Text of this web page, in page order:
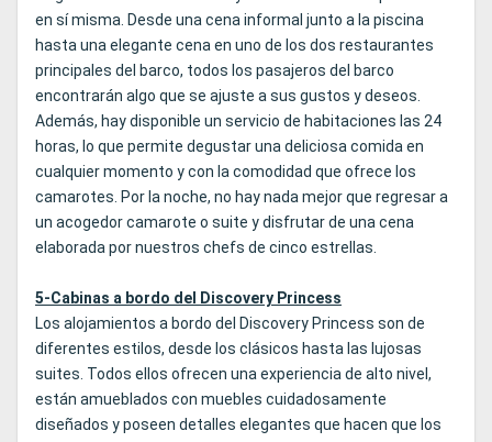
en sí misma. Desde una cena informal junto a la piscina
hasta una elegante cena en uno de los dos restaurantes
principales del barco, todos los pasajeros del barco
encontrarán algo que se ajuste a sus gustos y deseos.
Además, hay disponible un servicio de habitaciones las 24
horas, lo que permite degustar una deliciosa comida en
cualquier momento y con la comodidad que ofrece los
camarotes. Por la noche, no hay nada mejor que regresar a
un acogedor camarote o suite y disfrutar de una cena
elaborada por nuestros chefs de cinco estrellas.
5-Cabinas a bordo del Discovery Princess
Los alojamientos a bordo del Discovery Princess son de
diferentes estilos, desde los clásicos hasta las lujosas
suites. Todos ellos ofrecen una experiencia de alto nivel,
están amueblados con muebles cuidadosamente
diseñados y poseen detalles elegantes que hacen que los